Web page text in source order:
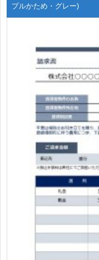
プルかため・グレー)